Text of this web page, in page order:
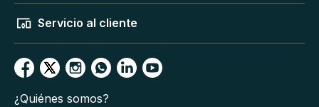
Servicio al cliente
¿Quiénes somos?